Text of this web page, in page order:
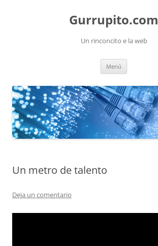
Gurrupito.com
Un rinconcito e la web
Menú
Un metro de talento
Deja un comentario